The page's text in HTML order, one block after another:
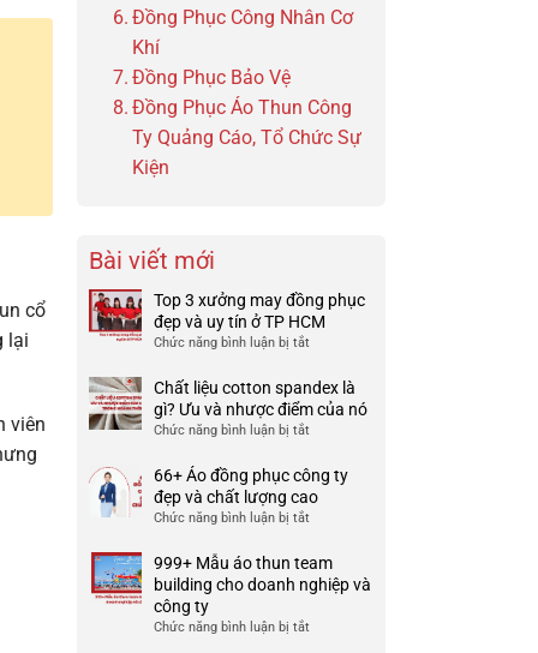
cổ
lại
viên
Đồng Phục Công Nhân Cơ
Khí
Đồng Phục Bảo Vệ
Đồng Phục Áo Thun Công
Ty Quảng Cáo, Tổ Chức Sự
Kiện
Bài viết mới
Top 3 xưởng may đồng phục
đẹp và uy tín ở TP HCM
Chức năng bình luận bị tắtở
3
xưởng
đẹp
và
uy
ở
TP
Chất liệu cotton spandex là
gì? Ưu và nhược điểm của nó
Chức năng bình luận bị tắtở
liệu
cotton
Ưu
và
điểm
66+ Áo đồng phục công ty
đẹp và chất lượng cao
Chức năng bình luận bị tắtở
Áo
đồng
phục
999+ Mẫu áo thun team
building cho doanh nghiệp và
công ty
Chức năng bình luận bị tắtở